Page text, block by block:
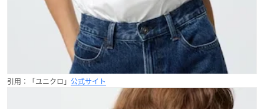
引用：「ユニクロ」 公式サイト